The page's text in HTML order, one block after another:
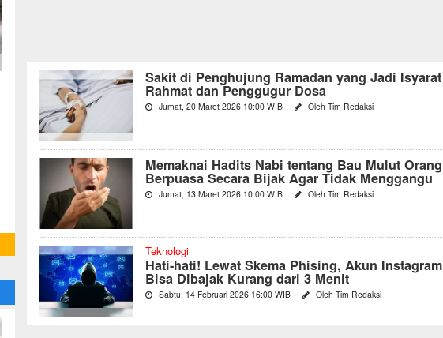
Sakit di Penghujung Ramadan yang Jadi Isyarat
Rahmat dan Penggugur Dosa
Jumat, 20 Maret 2026 10:00 WIB Oleh Tim Redaksi
Memaknai Hadits Nabi tentang Bau Mulut Orang
Berpuasa Secara Bijak Agar Tidak Menggangu
Jumat, 13 Maret 2026 10:00 WIB Oleh Tim Redaksi
Teknologi
Hati-hati! Lewat Skema Phising, Akun Instagram
Bisa Dibajak Kurang dari 3 Menit
Sabtu, 14 Februari 2026 16:00 WIB Oleh Tim Redaksi